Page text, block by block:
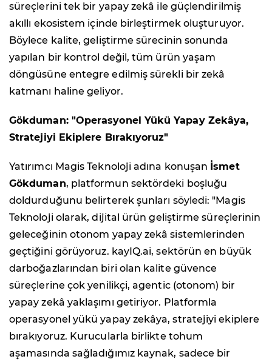
süreçlerini tek bir yapay zekâ ile güçlendirilmiş
akıllı ekosistem içinde birleştirmek oluşturuyor.
Böylece kalite, geliştirme sürecinin sonunda
yapılan bir kontrol değil, tüm ürün yaşam
döngüsüne entegre edilmiş sürekli bir zekâ
katmanı haline geliyor.
Gökduman: "Operasyonel Yükü Yapay Zekâya,
Stratejiyi Ekiplere Bırakıyoruz"
Yatırımcı Magis Teknoloji adına konuşan İsmet
Gökduman, platformun sektördeki boşluğu
doldurduğunu belirterek şunları söyledi: "Magis
Teknoloji olarak, dijital ürün geliştirme süreçlerinin
geleceğinin otonom yapay zekâ sistemlerinden
geçtiğini görüyoruz. kayIQ.ai, sektörün en büyük
darboğazlarından biri olan kalite güvence
süreçlerine çok yenilikçi, agentic (otonom) bir
yapay zekâ yaklaşımı getiriyor. Platformla
operasyonel yükü yapay zekâya, stratejiyi ekiplere
bırakıyoruz. Kurucularla birlikte tohum
aşamasında sağladığımız kaynak, sadece bir